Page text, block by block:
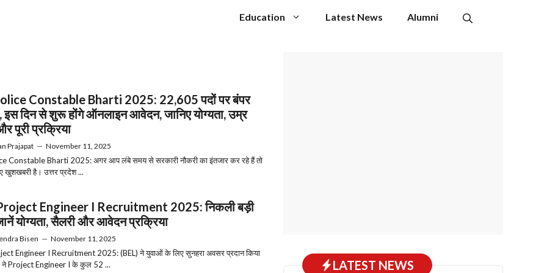
Education Latest News Alumni
Constable Bharti 2025: 22,605 पदों पर बंपर
इस दिन से शुरू होंगे ऑनलाइन आवेदन, जानिए योग्यता, उम्र
पूरी प्रक्रिया
Prajapat — November 11, 2025
Constable Bharti 2025: अगर आप लंबे समय से सरकारी नौकरी का इंतजार कर रहे हैं तो
खुशखबरी है। उत्तर प्रदेश ...
Engineer I Recruitment 2025: निकली बड़ी
योग्यता, सैलरी और आवेदन प्रक्रिया
Bisen — November 11, 2025
Engineer I Recruitment 2025: (BEL) ने युवाओं के लिए सुनहरा अवसर प्रदान किया
ने Project Engineer I के कुल 52 ...
LATEST NEWS